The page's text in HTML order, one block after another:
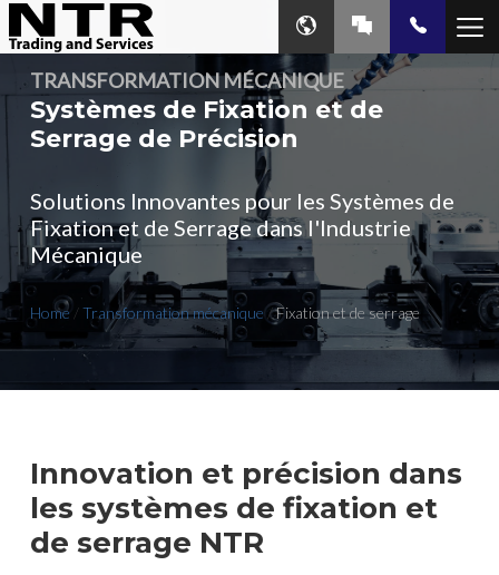
TRANSFORMATION MÉCANIQUE
Systèmes de Fixation et de
Serrage de Précision
Solutions Innovantes pour les Systèmes de
Fixation et de Serrage dans l'Industrie
Mécanique
Home /Transformation mécanique/Fixation et de serrage
Innovation et précision dans
les systèmes de fixation et
de serrage NTR